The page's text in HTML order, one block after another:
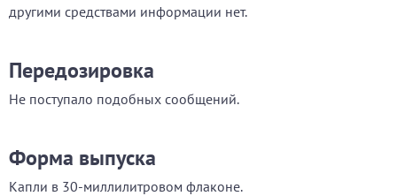
другими средствами информации нет.
Передозировка
Не поступало подобных сообщений.
Форма выпуска
Капли в 30-миллилитровом флаконе.